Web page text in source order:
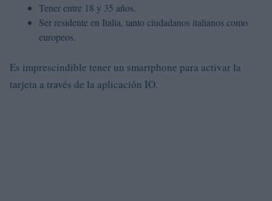
Tener entre 18 y 35 años.
Ser residente en Italia, tanto ciudadanos italianos como
europeos.
Es imprescindible tener un smartphone para activar la
tarjeta a través de la aplicación IO.